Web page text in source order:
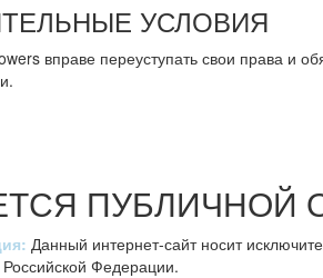
УСЛОВИЯ
вправе переуступать свои права и
ПУБЛИЧНОЙ
Данный интернет-сайт носит
Российской Федерации.